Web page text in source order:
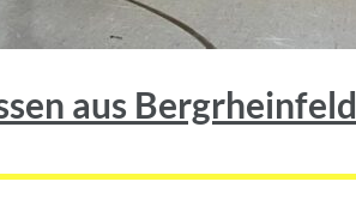
aus Bergrheinfeld